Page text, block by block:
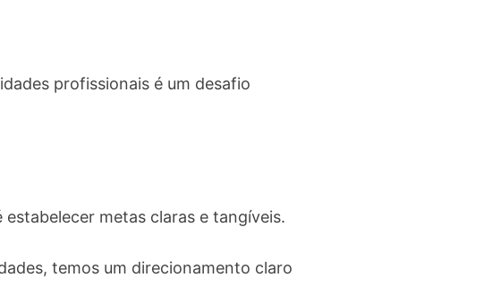
profissionais é um desafio
metas claras e tangíveis.
temos um direcionamento claro